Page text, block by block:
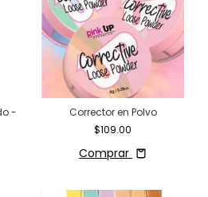
-
Corrector en Polvo
$109.00
Comprar